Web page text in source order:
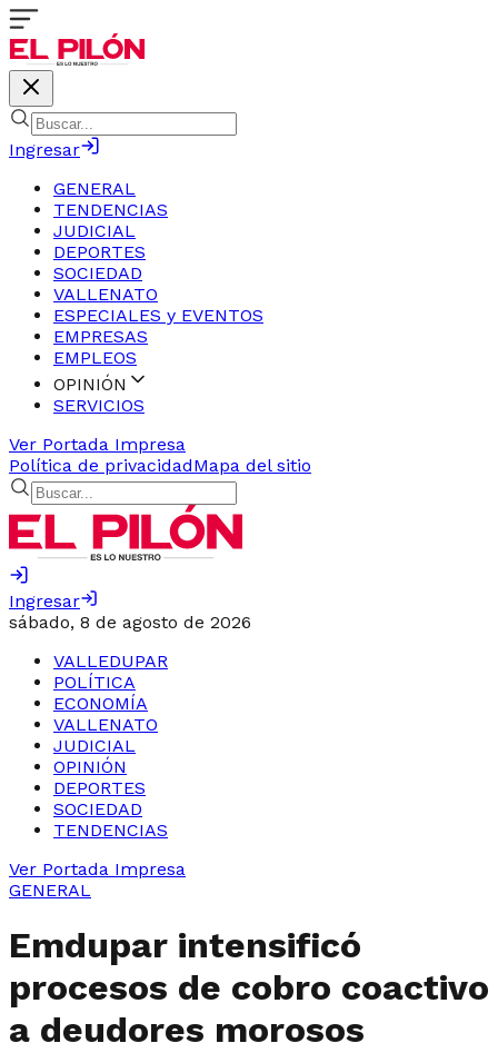
Ingresar
GENERAL
TENDENCIAS
JUDICIAL
DEPORTES
SOCIEDAD
VALLENATO
ESPECIALES y EVENTOS
EMPRESAS
EMPLEOS
OPINIÓN
SERVICIOS
Ver Portada Impresa
Política de privacidadMapa del sitio
Ingresar
sábado, 8 de agosto de 2026
VALLEDUPAR
POLÍTICA
ECONOMÍA
VALLENATO
JUDICIAL
OPINIÓN
DEPORTES
SOCIEDAD
TENDENCIAS
Ver Portada Impresa
GENERAL
Emdupar intensificó
procesos de cobro coactivo
a deudores morosos